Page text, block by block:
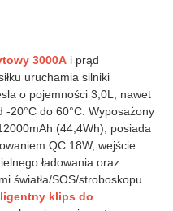
3000A i prąd
uruchamia silniki
o pojemności 3,0L, nawet
20°C do 60°C. Wyposażony
(44,4Wh), posiada
QC 18W, wejście
ładowania oraz
światła/SOS/stroboskopu
klips do